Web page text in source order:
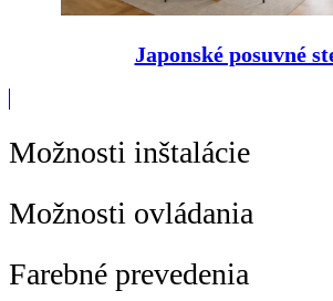
Japonské posuvné
Možnosti inštalácie
Možnosti ovládania
Farebné prevedenia